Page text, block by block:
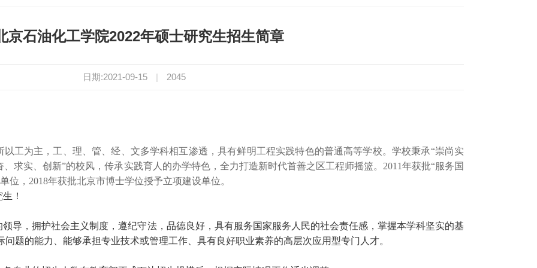
京石油化工学院2022年硕士研究生招生简章
日期:2021-09-15 | 2045
工为主，工、理、管、经、文多学科相互渗透，具有鲜明工程实践特色的普通高等学校。学校秉承“崇尚实
求实、创新”的校风，传承实践育人的办学特色，全力打造新时代首善之区工程师摇篮。2011年获批“服务国
位，2018年获批北京市博士学位授予立项建设单位。
！
导，拥护社会主义制度，遵纪守法，品德良好，具有服务国家服务人民的社会责任感，掌握本学科坚实的基
题的能力、能够承担专业技术或管理工作、具有良好职业素养的高层次应用型专门人才。